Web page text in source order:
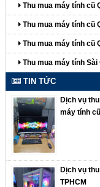
Thu mua máy tính cũ
Thu mua máy tính cũ
Thu mua máy tính cũ
Thu mua máy tính Sài
TIN TỨC
Dịch vụ
máy tính cũ
Dịch vụ
TPHCM